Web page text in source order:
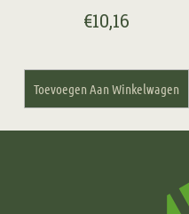
€10,16
Toevoegen Aan Winkelwagen